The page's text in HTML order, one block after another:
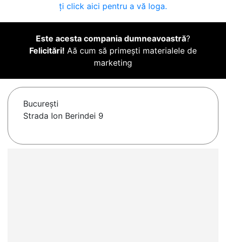
ți click aici pentru a vă loga.
Este acesta compania dumneavoastră?
Felicitări! Aă cum să primești materialele de
marketing
Bucureşti
Strada Ion Berindei 9